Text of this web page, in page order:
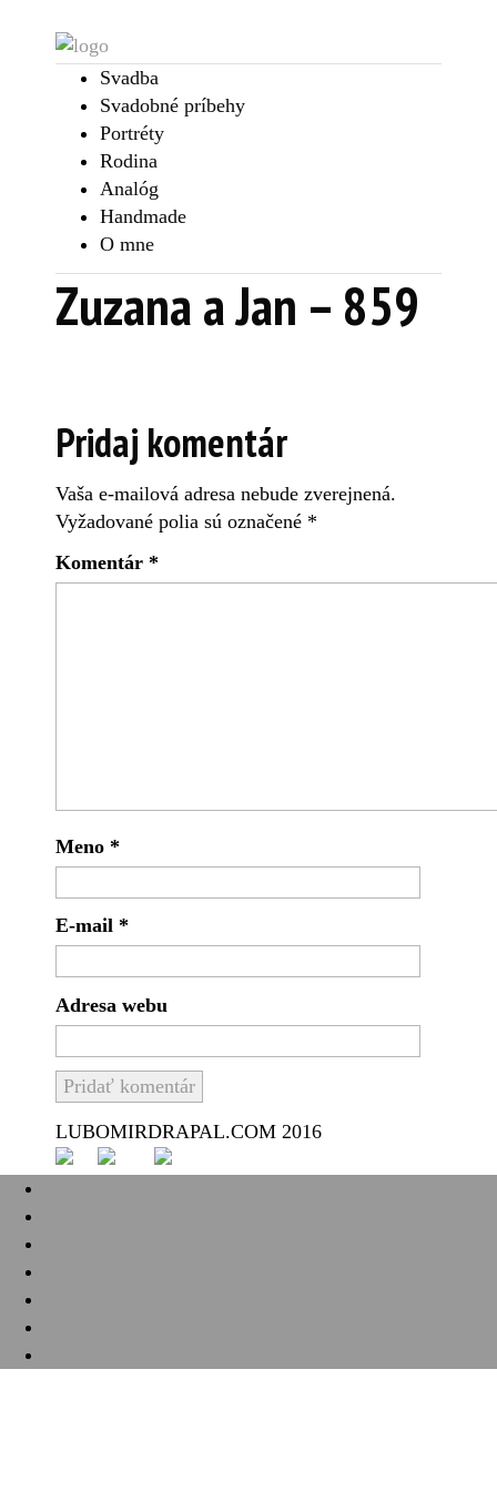
Svadba
Svadobné príbehy
Portréty
Rodina
Analóg
Handmade
O mne
Zuzana a Jan – 859
Pridaj komentár
Vaša e-mailová adresa nebude zverejnená.
Vyžadované polia sú označené *
Komentár *
Meno *
E-mail *
Adresa webu
LUBOMIRDRAPAL.COM 2016